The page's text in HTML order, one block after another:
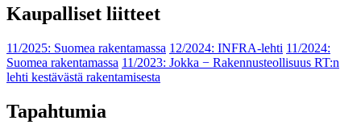
Kaupalliset liitteet
11/2025: Suomea rakentamassa 12/2024: INFRA-lehti 11/2024:
Suomea rakentamassa 11/2023: Jokka − Rakennusteollisuus RT:n
lehti kestävästä rakentamisesta
Tapahtumia